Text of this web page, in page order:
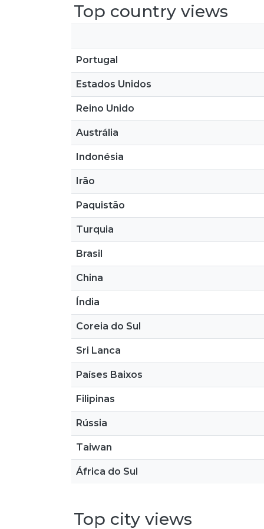
Top country views
Portugal
Estados Unidos
Reino Unido
Austrália
Indonésia
Irão
Paquistão
Turquia
Brasil
China
Índia
Coreia do Sul
Sri Lanca
Países Baixos
Filipinas
Rússia
Taiwan
África do Sul
Top city views